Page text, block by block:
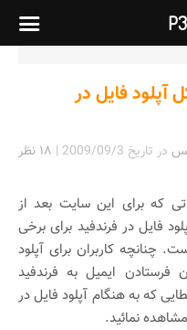
آپلود فایل در
در تاریخ 2009/09/3
|
۱۸ نظر
که برای این سایت بعد از
فایل در فرندفید برای برخی
چنانچه کاربران برای آپلود
ایمیل به فرندفید
که به هنگام آپلود فایل در
نمائید.